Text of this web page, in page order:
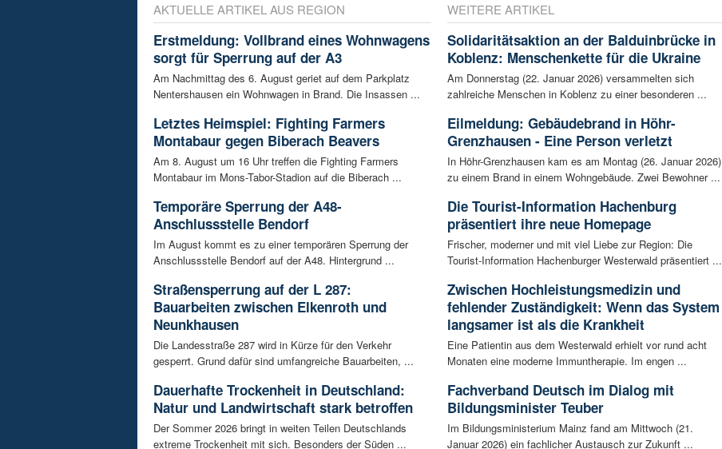
AKTUELLE ARTIKEL AUS REGION
Erstmeldung: Vollbrand eines Wohnwagens
sorgt für Sperrung auf der A3
Am Nachmittag des 6. August geriet auf dem Parkplatz
Nentershausen ein Wohnwagen in Brand. Die Insassen ...
Letztes Heimspiel: Fighting Farmers
Montabaur gegen Biberach Beavers
Am 8. August um 16 Uhr treffen die Fighting Farmers
Montabaur im Mons-Tabor-Stadion auf die Biberach ...
Temporäre Sperrung der A48-
Anschlussstelle Bendorf
Im August kommt es zu einer temporären Sperrung der
Anschlussstelle Bendorf auf der A48. Hintergrund ...
Straßensperrung auf der L 287:
Bauarbeiten zwischen Elkenroth und
Neunkhausen
Die Landesstraße 287 wird in Kürze für den Verkehr
gesperrt. Grund dafür sind umfangreiche Bauarbeiten, ...
Dauerhafte Trockenheit in Deutschland:
Natur und Landwirtschaft stark betroffen
Der Sommer 2026 bringt in weiten Teilen Deutschlands
extreme Trockenheit mit sich. Besonders der Süden ...
WEITERE ARTIKEL
Solidaritätsaktion an der Balduinbrücke in
Koblenz: Menschenkette für die Ukraine
Am Donnerstag (22. Januar 2026) versammelten sich
zahlreiche Menschen in Koblenz zu einer besonderen ...
Eilmeldung: Gebäudebrand in Höhr-
Grenzhausen - Eine Person verletzt
In Höhr-Grenzhausen kam es am Montag (26. Januar 2026)
zu einem Brand in einem Wohngebäude. Zwei Bewohner ...
Die Tourist-Information Hachenburg
präsentiert ihre neue Homepage
Frischer, moderner und mit viel Liebe zur Region: Die
Tourist-Information Hachenburger Westerwald präsentiert ...
Zwischen Hochleistungsmedizin und
fehlender Zuständigkeit: Wenn das System
langsamer ist als die Krankheit
Eine Patientin aus dem Westerwald erhielt vor rund acht
Monaten eine moderne Immuntherapie. Im engen ...
Fachverband Deutsch im Dialog mit
Bildungsminister Teuber
Im Bildungsministerium Mainz fand am Mittwoch (21.
Januar 2026) ein fachlicher Austausch zur Zukunft ...